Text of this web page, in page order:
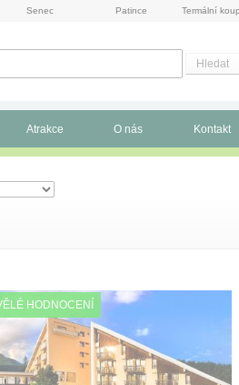
Senec Patince Termální
Atrakce O nás Kontakt
HODNOCENÍ